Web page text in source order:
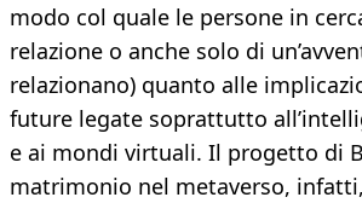
modo col quale le persone in
relazione o anche solo di
relazionano) quanto alle
future legate soprattutto
e ai mondi virtuali. Il progetto di
matrimonio nel metaverso,